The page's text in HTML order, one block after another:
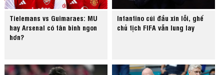
Tielemans vs Guimaraes: MU
hay Arsenal có tân binh ngon
hơn?
Infantino cúi đầu xin lỗi, ghế
chủ tịch FIFA vẫn lung lay